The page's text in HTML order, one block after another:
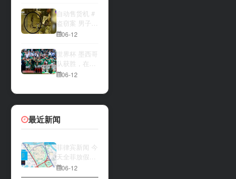
量 究竟胜利的
天平会倾向哪
一方，是加拿
大借助主场优
势笑到最后，
还是波黑上演
逆袭好戏？让
我们拭目以
自动售货机 #
盗窃案 男子深
夜撬开自动售
索硬币被一扫
而空
06-12
世界杯 墨西哥
队获胜，在首
场比赛中击败
06-12
最近新闻
菲律宾新闻 今
天全菲放假‼️
马尼拉多地封
路
06-12